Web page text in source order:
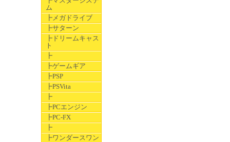
ム
┣メガドライブ
┣サターン
┣ドリームキャス
ト
┣
┣ゲームギア
┣PSP
┣PSVita
┣
┣PCエンジン
┣PC-FX
┣
┣ワンダースワン